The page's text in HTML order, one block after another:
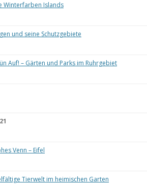
Winterfarben Islands
und seine Schutzgebiete
Auf! – Gärten und Parks im Ruhrgebiet
Venn – Eifel
Tierwelt im heimischen Garten